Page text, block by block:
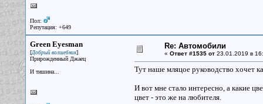
Пол:
Репутация: +649
Green Eyesman
[Добрый волшебник]
Прирожденный Джаец
И тишина...
Re: Автомобили
« Ответ #1535 от23.01.2019 в
Тут наше мляцое руководство хочет
И вот мне стало интересно, а какие
цвет - это же на любителя.